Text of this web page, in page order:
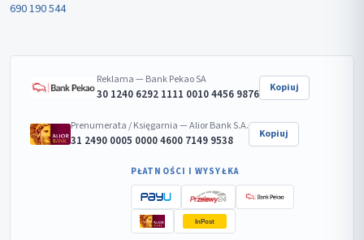
690 190 544
Reklama — Bank Pekao SA
30 1240 6292 1111 0010 4456 9876 Kopiuj
Prenumerata / Księgarnia — Alior Bank S.A.
31 2490 0005 0000 4600 7149 9538 Kopiuj
PŁATNOŚCI I WYSYŁKA
InPost